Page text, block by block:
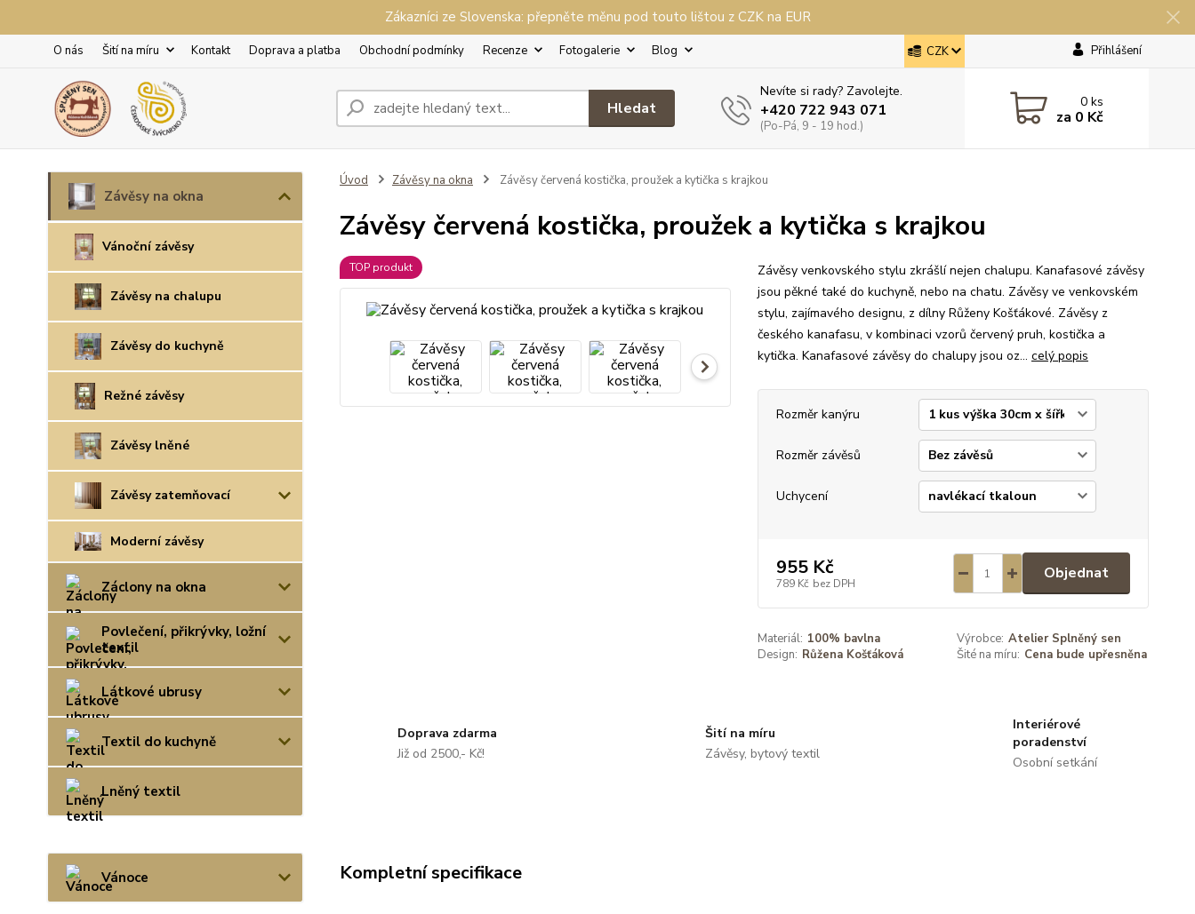
Zákazníci ze Slovenska: přepněte měnu pod touto lištou z CZK na EUR
O nás Šití na míru Kontakt Doprava a platba Obchodní podmínky Recenze Fotogalerie Blog CZK Přihlášení
Hledat
Nevíte si rady? Zavolejte.
+420 722 943 071
(Po-Pá, 9 - 19 hod.)
0ks
za 0 Kč
Závěsy na okna
Vánoční závěsy
Závěsy na chalupu
Závěsy do kuchyně
Režné závěsy
Závěsy lněné
Závěsy zatemňovací
Moderní závěsy
Záclony na okna
Povlečení, přikrývky, ložní
textil
Látkové ubrusy
Textil do kuchyně
Lněný textil
Vánoce
Úvod Závěsy na okna Závěsy červená kostička, proužek a kytička s krajkou
Závěsy červená kostička, proužek a kytička s krajkou
TOP produkt
Závěsy venkovského stylu zkrášlí nejen chalupu. Kanafasové závěsy
jsou pěkné také do kuchyně, nebo na chatu. Závěsy ve venkovském
stylu, zajímavého designu, z dílny Růženy Košťákové. Závěsy z
českého kanafasu, v kombinaci vzorů červený pruh, kostička a
kytička. Kanafasové závěsy do chalupy jsou oz... celý popis
Rozměr kanýru
Rozměr závěsů
Uchycení
955 Kč
789 Kč bez DPH
Objednat
Materiál: 100% bavlna Výrobce: Atelier Splněný sen
Design: Růžena Košťáková Šité na míru: Cena bude upřesněna
Doprava zdarma
Již od 2500,- Kč!
Šití na míru
Závěsy, bytový textil
Interiérové
poradenství
Osobní setkání
Kompletní specifikace